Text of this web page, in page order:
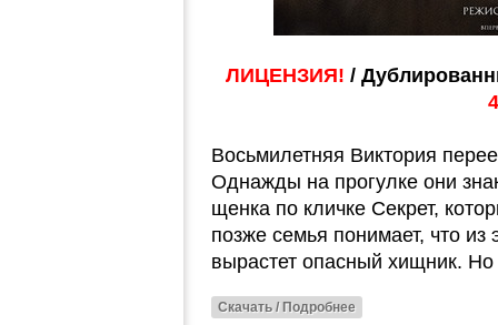
ЛИЦЕНЗИЯ! /
Восьмилетняя Виктория
Однажды на прогулке они
щенка по кличке Секрет,
позже семья понимает, что из
вырастет опасный хищник. Но
Скачать / Подробнее